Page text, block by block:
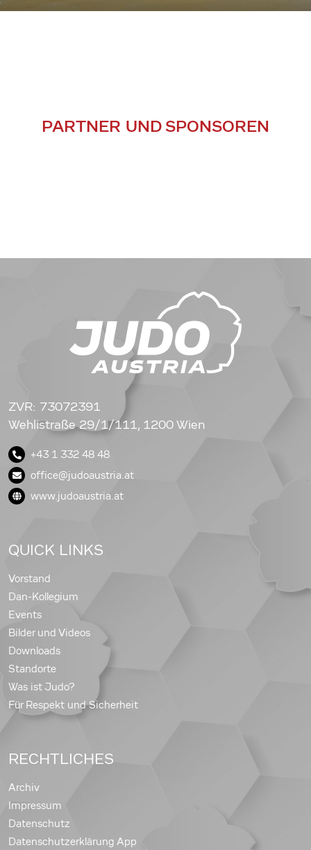
PARTNER UND SPONSOREN
ZVR: 73072391
Wehlistraße 29/1/111, 1200 Wien
+43 1 332 48 48
office@judoaustria.at
www.judoaustria.at
QUICK LINKS
Vorstand
Dan-Kollegium
Events
Bilder und Videos
Downloads
Standorte
Was ist Judo?
Für Respekt und Sicherheit
RECHTLICHES
Archiv
Impressum
Datenschutz
Datenschutzerklärung App